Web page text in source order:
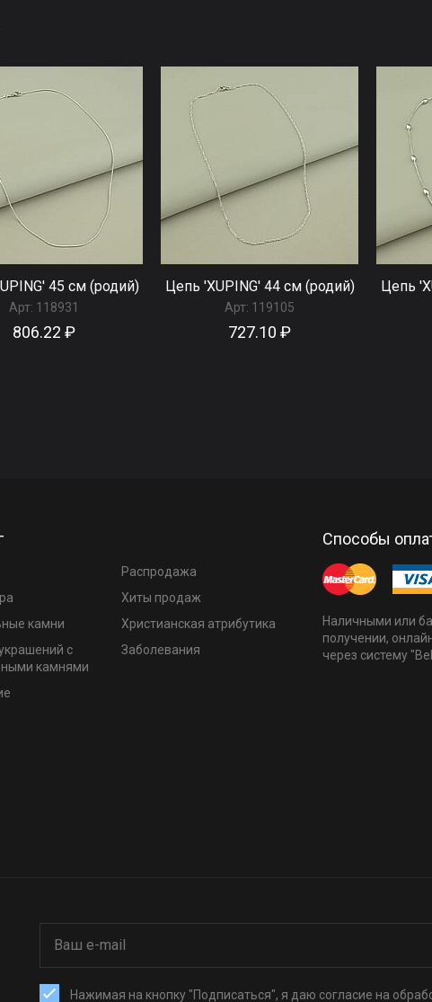
45 см (родий)
Арт: 118931
806.22 ₽
Цепь 'XUPING' 44 см (родий)
Арт: 119105
727.10 ₽
Цепь
камни
с
камнями
Распродажа
Хиты продаж
Христианская атрибутика
Заболевания
Способы
Наличными или
получении,
через систему
Нажимая на кнопку "Подписаться", я даю согласие на